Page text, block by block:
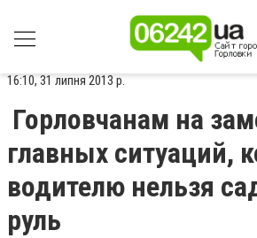
16:10, 31 липня 2013 р.
Горловчанам на
главных ситуаций,
водителю нельзя
руль